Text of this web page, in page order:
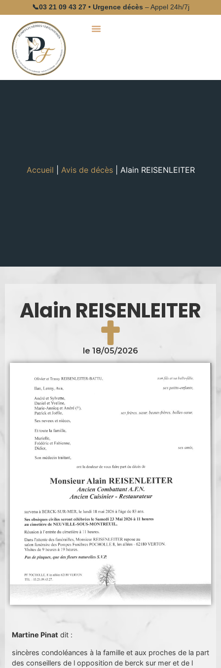
📞03 21 09 43 27 • Urgence décès – Appel 24h/7j
Accueil Avis de décès| Alain REISENLEITER
Alain REISENLEITER
le 18/05/2026
Martine Pinat dit :
sincères condoléances à la famille et aux proches de la part
des conseillers de l opposition de berck sur mer et de l